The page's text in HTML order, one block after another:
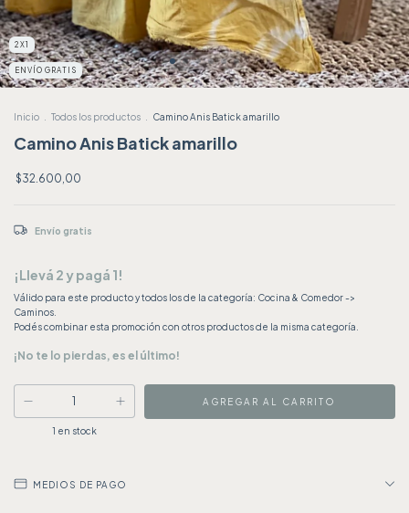
2X1
ENVÍO GRATIS
Inicio Todos los productos Camino Anis Batick amarillo
Camino Anis Batick amarillo
$32.600,00
Envío gratis
¡Llevá 2 y pagá 1!
Válido para este producto y todos los de la categoría: Cocina & Comedor ->
Caminos.
Podés combinar esta promoción con otros productos de la misma categoría.
¡No te lo pierdas, es el último!
1 en stock
MEDIOS DE PAGO